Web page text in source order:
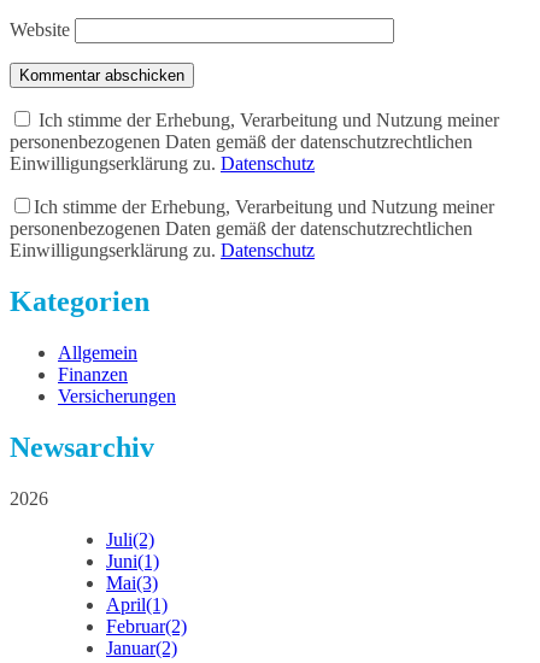
Website
Kommentar abschicken
Ich stimme der Erhebung, Verarbeitung und Nutzung meiner
personenbezogenen Daten gemäß der datenschutzrechtlichen
Einwilligungserklärung zu. Datenschutz
Ich stimme der Erhebung, Verarbeitung und Nutzung meiner
personenbezogenen Daten gemäß der datenschutzrechtlichen
Einwilligungserklärung zu. Datenschutz
Kategorien
Allgemein
Finanzen
Versicherungen
Newsarchiv
2026
Juli(2)
Juni(1)
Mai(3)
April(1)
Februar(2)
Januar(2)